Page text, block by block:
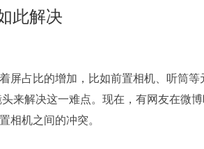
此解决
屏占比的增加，比如前置相机、听筒等
来解决这一难点。现在，有网友在微
机之间的冲突。